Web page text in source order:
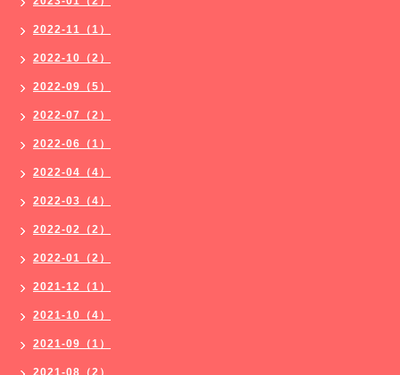
2022-11（1）
2022-10（2）
2022-09（5）
2022-07（2）
2022-06（1）
2022-04（4）
2022-03（4）
2022-02（2）
2022-01（2）
2021-12（1）
2021-10（4）
2021-09（1）
2021-08（2）